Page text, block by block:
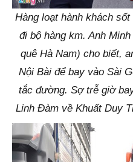
Hàng loạt hành khách
đi bộ hàng km. Anh
quê Hà Nam) cho biết,
Nội Bài để bay vào Sài
tắc đường. Sợ trễ giờ
Linh Đàm về Khuất Duy